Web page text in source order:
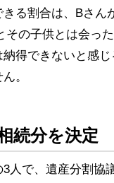
る割合は、Bさん
の子供とは会っ
得できないと感
。
続分を決定
人で、遺産分割協